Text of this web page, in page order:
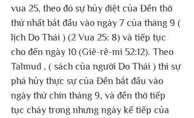
vua 25, theo đó sự hủy diệt của Đền thờ
thứ nhất bắt đầu vào ngày 7 của tháng 9 (
lịch Do Thái ) (2 Vua 25: 8) và tiếp tục
cho đến ngày 10 (Giê-rê-mi 52:12). Theo
Talmud , ( sách của người Do Thái ) thì sự
phá hủy thực sự của Đền bắt đầu vào
ngày thứ chín tháng 9, và đền thờ tiếp
tục cháy trong nhưng ngày kế tiếp của